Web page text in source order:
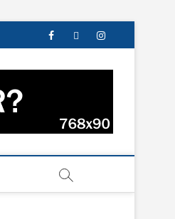
facebooktwitterinstagram
en